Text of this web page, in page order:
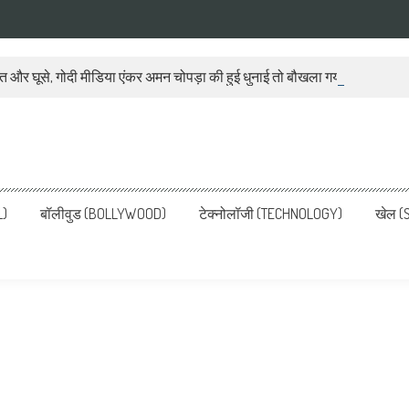
घूसे, गोदी मीडिया एंकर अमन चोपड़ा की हुई धुनाई तो बौखला गया बीजेपी
Latest News in Hindi, Breaking
live, पढ़ें देश और दुनिया की ताजा ख़बरें
बॉलीवुड (BOLLYWOOD) टेक्नोलॉजी (TECHNOLOGY) खेल